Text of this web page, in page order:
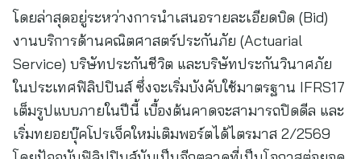
โดยล่าสุดอยู่ระหว่างการนำเสนอรายละเอียดบิด (Bid)
งานบริการด้านคณิตศาสตร์ประกันภัย (Actuarial
Service) บริษัทประกันชีวิต และบริษัทประกันวินาศภัย
ในประเทศฟิลิปปินส์ ซึ่งจะเริ่มบังคับใช้มาตรฐาน IFRS17
เต็มรูปแบบภายในปีนี้ เบื้องต้นคาดจะสามารถปิดดีล และ
เริ่มทยอยบุ๊คโปรเจ็คใหม่เติมพอร์ตได้ไตรมาส 2/2569